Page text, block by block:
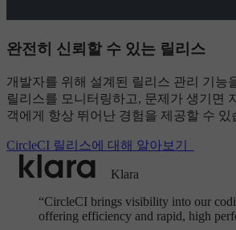
완전히 신뢰할 수 있는 릴리스
개발자를 위해 설계된 릴리스 관리 기능
릴리스를 모니터링하고, 문제가 생기면
객에게 항상 뛰어난 경험을 제공할 수 있
CircleCI 릴리스에 대해 알아보기
Klara
“CircleCI brings visibility into our
offering efficiency and rapid, high